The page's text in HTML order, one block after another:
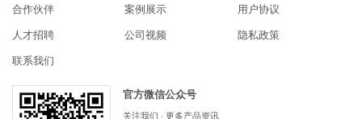
合作伙伴
人才招聘
联系我们
案例展示
公司视频
用户协议
隐私政策
官方微信公众号
关注我们 · 更多产品资讯